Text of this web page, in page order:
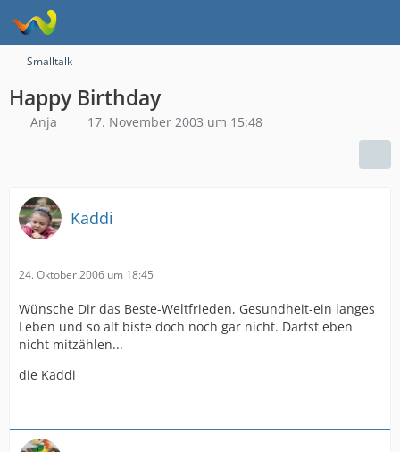
Smalltalk
Happy Birthday
Anja 17. November 2003 um 15:48
Kaddi
24. Oktober 2006 um 18:45
Wünsche Dir das Beste-Weltfrieden, Gesundheit-ein langes
Leben und so alt biste doch noch gar nicht. Darfst eben
nicht mitzählen...
die Kaddi